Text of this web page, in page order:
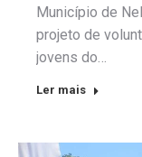
Município de
projeto de
jovens do…
Ler mais